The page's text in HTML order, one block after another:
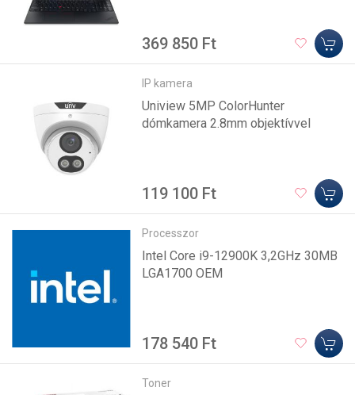
369 850 Ft
IP kamera
Uniview 5MP ColorHunter
dómkamera 2.8mm objektívvel
119 100 Ft
Processzor
Intel Core i9-12900K 3,2GHz 30MB
LGA1700 OEM
178 540 Ft
Toner